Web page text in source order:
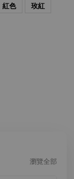
紅色 玫紅
瀏覽全部